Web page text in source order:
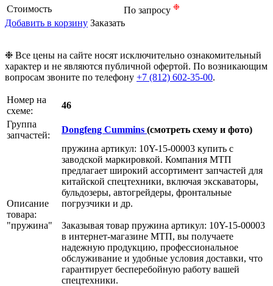
Стоимость
По запросу ❉
Добавить в корзину Заказать
❉ Все цены на сайте носят исключительно ознакомительный
характер и не являются публичной офертой. По возникающим
вопросам звоните по телефону +7 (812) 602-35-00.
Номер на
схеме:
46
Группа
запчастей:
Dongfeng Cummins (смотреть схему и фото)
Описание
товара:
"пружина"
пружина артикул: 10Y-15-00003 купить с
заводской маркировкой. Компания МТП
предлагает широкий ассортимент запчастей для
китайской спецтехники, включая экскаваторы,
бульдозеры, автогрейдеры, фронтальные
погрузчики и др.
Заказывая товар пружина артикул: 10Y-15-00003
в интернет-магазине МТП, вы получаете
надежную продукцию, профессиональное
обслуживание и удобные условия доставки, что
гарантирует бесперебойную работу вашей
спецтехники.